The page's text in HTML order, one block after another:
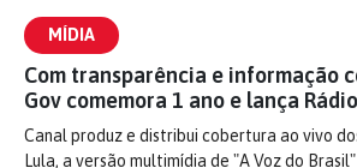
MÍDIA
Com transparência e informação
Gov comemora 1 ano e lança
Canal produz e distribui cobertura ao vivo
Lula, a versão multimídia de "A Voz do